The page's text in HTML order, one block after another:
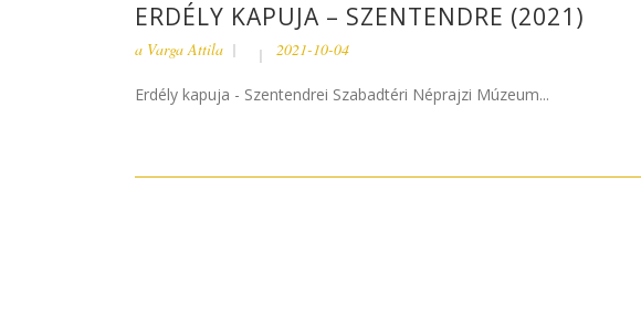
ERDÉLY KAPUJA – SZENTENDRE (2021)
a Varga Attila 2021-10-04
Erdély kapuja - Szentendrei Szabadtéri Néprajzi Múzeum...